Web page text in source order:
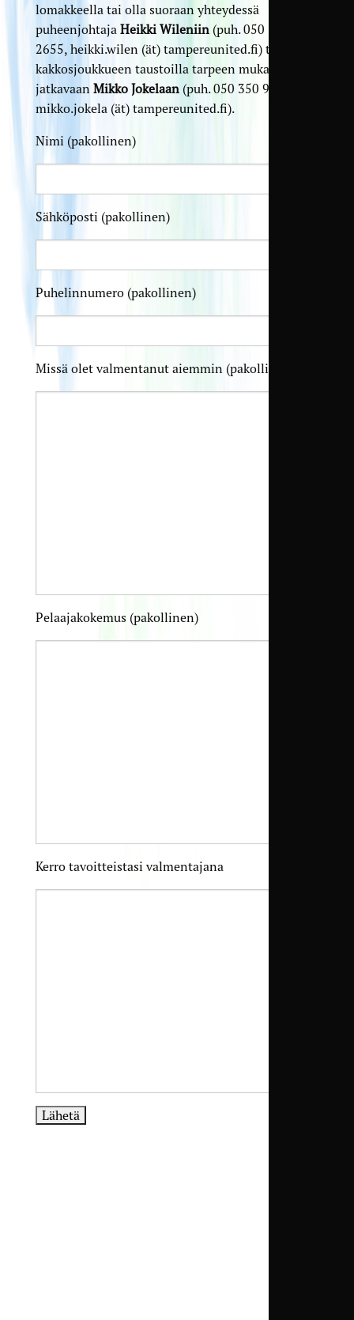
lomakkeella tai olla suoraan yhteydessä
puheenjohtaja Heikki Wileniin(puh. 050 315
2655, heikki.wilen (ät) tampereunited.fi) tai
kakkosjoukkueen taustoilla tarpeen mukaan
jatkavaan Mikko Jokelaan (puh. 050 350 9456,
mikko.jokela (ät) tampereunited.fi).
Nimi (pakollinen)
Sähköposti (pakollinen)
Puhelinnumero (pakollinen)
Missä olet valmentanut aiemmin (pakollinen)
Pelaajakokemus (pakollinen)
Kerro tavoitteistasi valmentajana